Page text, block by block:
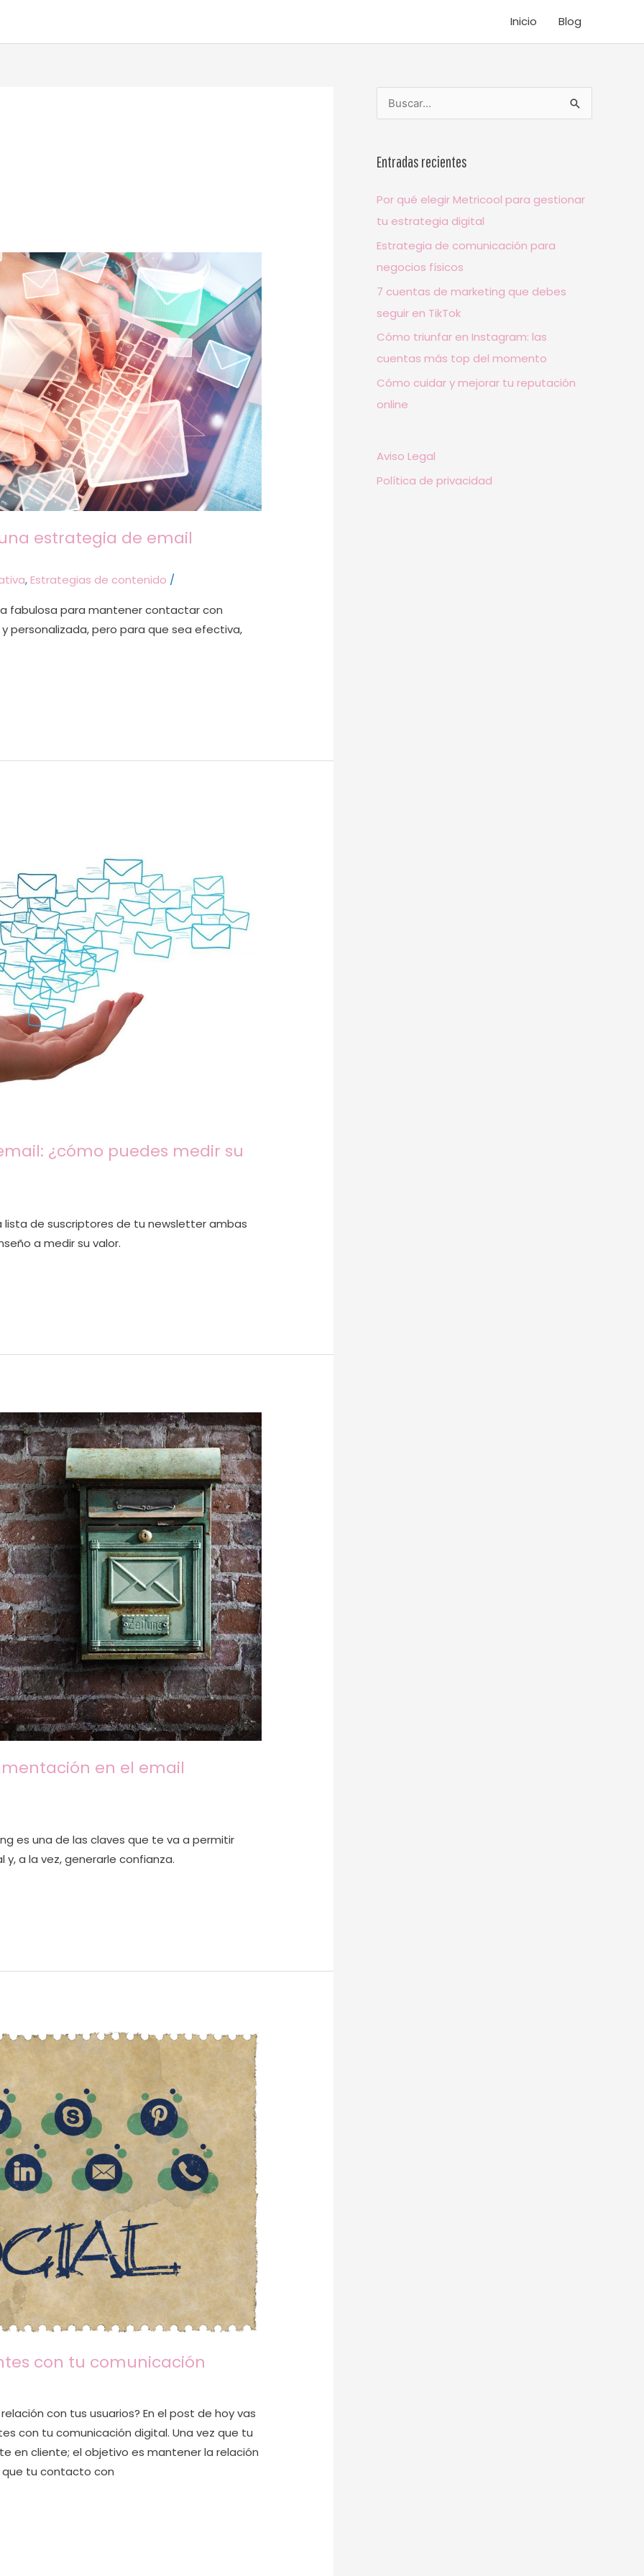
Inicio Blog
estrategia de email
,Estrategias de contenido /
fabulosa para mantener contactar con
personalizada, pero para que sea efectiva,
¿cómo puedes medir su
lista de suscriptores de tu newsletter ambas
a medir su valor.
en el email
es una de las claves que te va a permitir
a la vez, generarle confianza.
con tu comunicación
con tus usuarios? En el post de hoy vas
con tu comunicación digital. Una vez que tu
en cliente; el objetivo es mantener la relación
que tu contacto con
c
Entradas recientes
Por qué elegir Metricool para gestionar
tu estrategia digital
Estrategia de comunicación para
negocios físicos
7 cuentas de marketing que debes
seguir en TikTok
Cómo triunfar en Instagram: las
cuentas más top del momento
Cómo cuidar y mejorar tu reputación
online
Aviso Legal
Política de privacidad